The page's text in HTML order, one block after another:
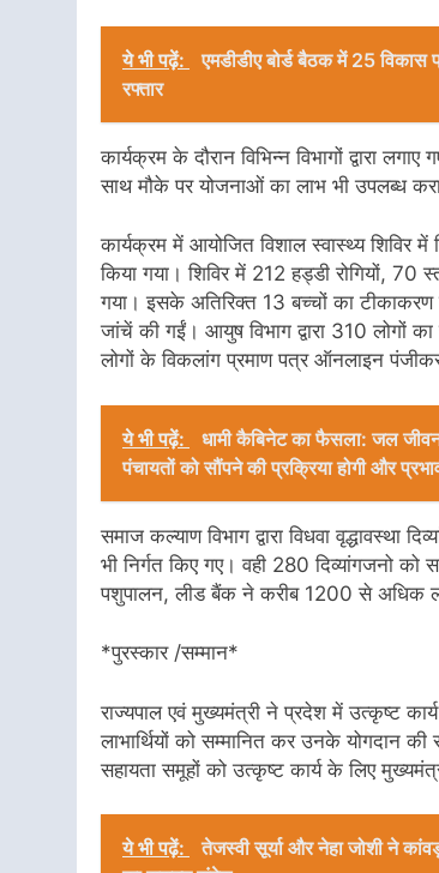
ये भी पढ़ें:
एमडीडीए बोर्ड बैठक में 25 विकास
रफ्तार
कार्यक्रम के दौरान विभिन्न विभागों द्वारा
साथ मौके पर योजनाओं का लाभ भी उपलब्ध
कार्यक्रम में आयोजित विशाल स्वास्थ्य शिविर में
किया गया। शिविर में 212 हड्डी रोगियों, 70
गया। इसके अतिरिक्त 13 बच्चों का
जांचें की गईं। आयुष विभाग द्वारा 310 लोगों
लोगों के विकलांग प्रमाण पत्र ऑनलाइन
ये भी पढ़ें:
धामी कैबिनेट का फैसला: जल
पंचायतों को सौंपने की प्रक्रिया होगी और
समाज कल्याण विभाग द्वारा विधवा
भी निर्गत किए गए। वही 280 दिव्यांगजनो
पशुपालन, लीड बैंक ने करीब 1200 से अधिक
*पुरस्कार /सम्मान*
राज्यपाल एवं मुख्यमंत्री ने प्रदेश में उत्कृष्ट
लाभार्थियों को सम्मानित कर उनके योगदान
सहायता समूहों को उत्कृष्ट कार्य के लिए
ये भी पढ़ें:
तेजस्वी सूर्या और नेहा जोशी ने